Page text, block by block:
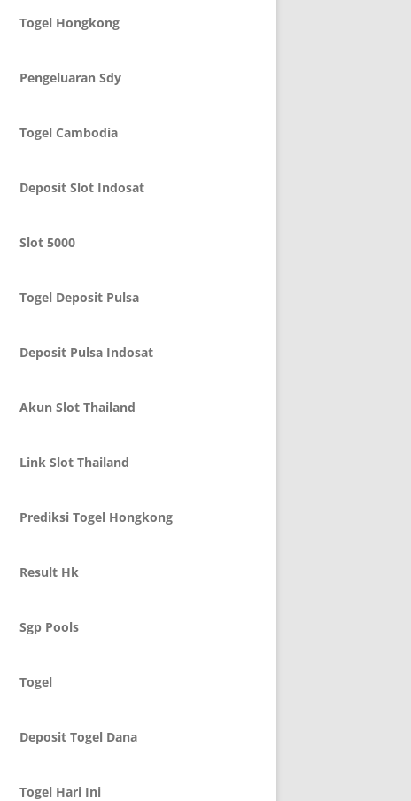
Togel Hongkong
Pengeluaran Sdy
Togel Cambodia
Deposit Slot Indosat
Slot 5000
Togel Deposit Pulsa
Deposit Pulsa Indosat
Akun Slot Thailand
Link Slot Thailand
Prediksi Togel Hongkong
Result Hk
Sgp Pools
Togel
Deposit Togel Dana
Togel Hari Ini